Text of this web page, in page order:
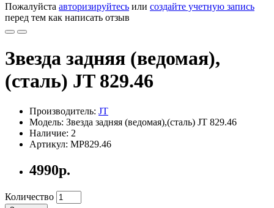
Пожалуйста авторизируйтесь или создайте учетную запись
перед тем как написать отзыв
Звезда задняя (ведомая),
(сталь) JT 829.46
Производитель: JT
Модель: Звезда задняя (ведомая),(сталь) JT 829.46
Наличие: 2
Артикул: MP829.46
4990р.
Количество